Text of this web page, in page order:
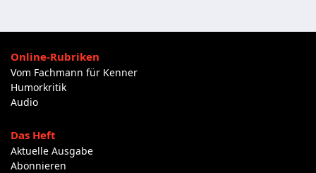
Online-Rubriken
Vom Fachmann für Kenner
Humorkritik
Audio
Das Heft
Aktuelle Ausgabe
Abonnieren